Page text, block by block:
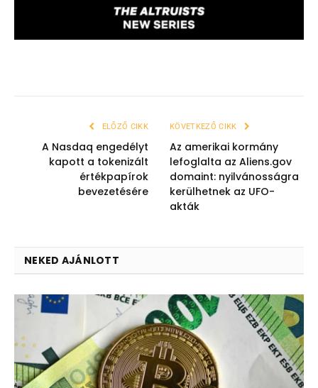
ELŐZŐ CIKK
A Nasdaq engedélyt
kapott a tokenizált
értékpapírok
bevezetésére
KÖVETKEZŐ CIKK
Az amerikai kormány
lefoglalta az Aliens.gov
domaint: nyilvánosságra
kerülhetnek az UFO-
akták
NEKED AJÁNLOTT